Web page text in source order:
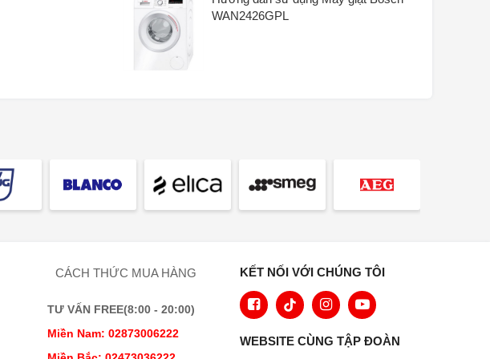
năng bảo vệ toàn
nhăn trên áo sơ
lý.
Active Water Plus
Tự động điều chỉnh lượng nước
Cực kỳ êm ái và bền bỉ - Công nghệ
Đúng
Kết nối nước nóng/lạnh? KHÔNG
WAN2426GPL
CÁCH THỨC MUA HÀNG
TƯ VẤN FREE(8:00 - 20:00)
Miền Nam: 02873006222
KẾT NỐI VỚI CHÚNG TÔI
WEBSITE CÙNG TẬP ĐOÀN